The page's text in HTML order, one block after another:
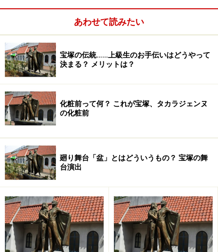
タカラヅカ・レビュー・シネマからご覧になっては如何
また、宝塚の魅力を教えてあげたいお友達も、映画館な
ら気軽に誘いやすいかも？
生の舞台とも、DVDとも美味しさが違うタカラヅカ・レ
ビュー・シネマ映画版『太王四神記Ver.?』。
ぜひ、映画館でお楽しみ下さい。
料金 当日2.500円
2月27日（金）～3月5日（金）の映画館と上映スケジュ
※記事内容は執筆時点のものです。最新の内容をご確認くださ
い。
あわせて読みたい
宝塚の伝統……上級生のお手伝いはどうやって
決まる？ メリットは？
化粧前って何？ これが宝塚、タカラジェンヌ
の化粧前
廻り舞台「盆」とはどういうもの？ 宝塚の舞
台演出